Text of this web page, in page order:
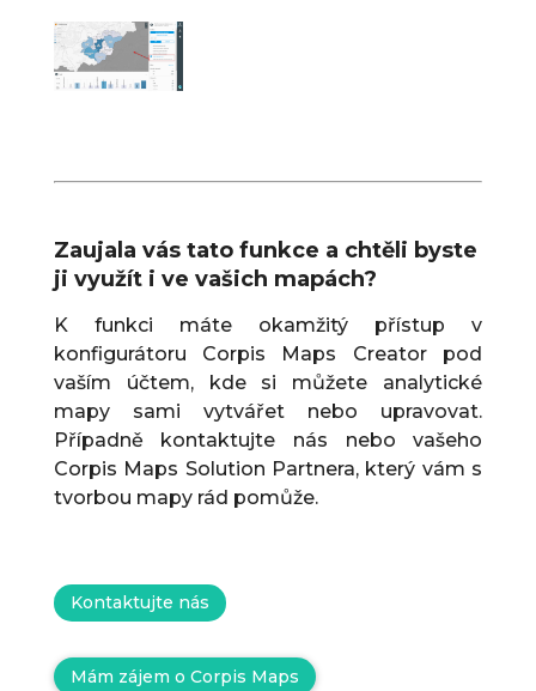
Zaujala vás tato funkce a chtěli byste
ji využít i ve vašich mapách?
K funkci máte okamžitý přístup v
konfigurátoru Corpis Maps Creator pod
vaším účtem, kde si můžete analytické
mapy sami vytvářet nebo upravovat.
Případně kontaktujte nás nebo vašeho
Corpis Maps Solution Partnera, který vám s
tvorbou mapy rád pomůže.
Kontaktujte nás
Mám zájem o Corpis Maps